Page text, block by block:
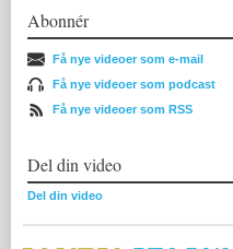
Abonnér
Få nye videoer som e-mail
Få nye videoer som podcast
Få nye videoer som RSS
Del din video
Del din video